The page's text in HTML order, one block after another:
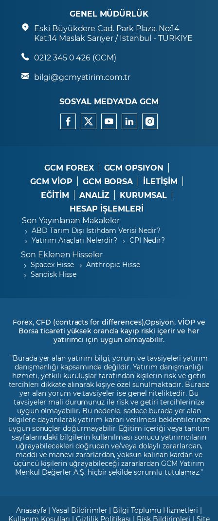
GENEL MÜDÜRLÜK
Eski Büyükdere Cad. Park Plaza. No:14
Kat:14 Maslak Sarıyer / İstanbul - TÜRKİYE
0212 345 0 426 (GCM)
bilgi@gcmyatirim.com.tr
SOSYAL MEDYA’DA GCM
GCM FOREX
GCM OPSIYON
GCM VİOP
GCM BORSA
İLETİŞİM
EĞİTİM
ANALİZ
KURUMSAL
HESAP İŞLEMLERİ
Son Yayınlanan Makaleler
ABD Tarım Dışı İstihdam Verisi Nedir?
Yatırım Araçları Nelerdir?
CPI Nedir?
Son Eklenen Hisseler
Spacex Hisse
Anthropic Hisse
Sandisk Hisse
Forex, CFD (contracts for differences),Opsiyon, VİOP ve
Borsa ticareti yüksek oranda kayıp riski içerir ve her
yatırımcı için uygun olmayabilir.
"Burada yer alan yatırım bilgi, yorum ve tavsiyeleri yatırım
danışmanlığı kapsamında değildir. Yatırım danışmanlığı
hizmeti, yetkili kuruluşlar tarafından kişilerin risk ve getiri
tercihleri dikkate alınarak kişiye özel sunulmaktadır. Burada
yer alan yorum ve tavsiyeler ise genel niteliktedir. Bu
tavsiyeler mali durumunuz ile risk ve getiri tercihlerinize
uygun olmayabilir. Bu nedenle, sadece burada yer alan
bilgilere dayanılarak yatırım kararı verilmesi beklentilerinize
uygun sonuçlar doğurmayabilir. Eğitim içeriği veya tanıtım
sayfalarındaki bilgilerin kullanılması sonucu yatırımcıların
uğrayabilecekleri doğrudan ve/veya dolaylı zararlardan,
maddi ve manevi zararlardan, yoksun kalınan kardan ve
üçüncü kişilerin uğrayabileceği zararlardan GCM Yatırım
Menkul Değerler A.Ş. hiçbir şekilde sorumlu tutulamaz.”
Anasayfa |Yasal Bildirimler | Bilgi Toplumu Hizmetleri |
Kullanım Koşulları |Gizlilik Politikası | Risk Bildirimleri |Site